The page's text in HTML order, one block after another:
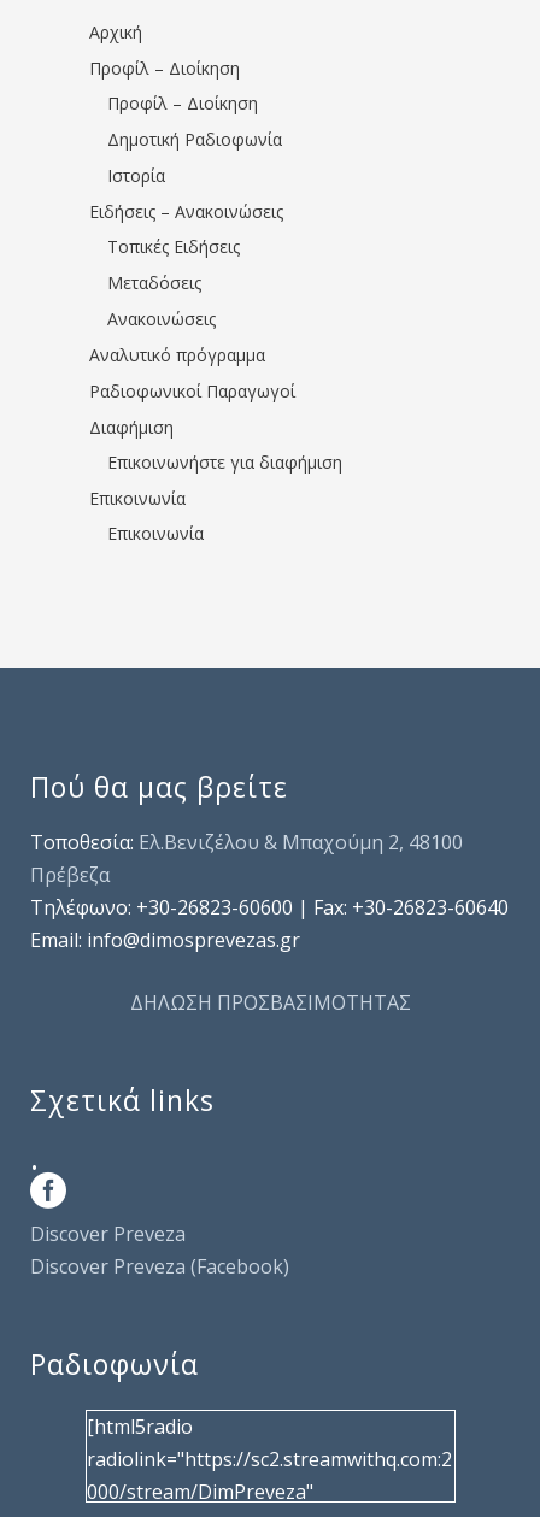
Αρχική
Προφίλ – Διοίκηση
Προφίλ – Διοίκηση
Δημοτική Ραδιοφωνία
Ιστορία
Ειδήσεις – Ανακοινώσεις
Τοπικές Ειδήσεις
Μεταδόσεις
Ανακοινώσεις
Αναλυτικό πρόγραμμα
Ραδιοφωνικοί Παραγωγοί
Διαφήμιση
Επικοινωνήστε για διαφήμιση
Επικοινωνία
Επικοινωνία
Πού θα μας βρείτε
Τοποθεσία: Ελ.Βενιζέλου & Μπαχούμη 2, 48100
Πρέβεζα
Τηλέφωνo: +30-26823-60600 | Fax: +30-26823-60640
Email: info@dimosprevezas.gr
ΔΗΛΩΣΗ ΠΡΟΣΒΑΣΙΜΟΤΗΤΑΣ
Σχετικά links
.
Discover Preveza
Discover Preveza (Facebook)
Ραδιοφωνία
[html5radio
radiolink="https://sc2.streamwithq.com:2
000/stream/DimPreveza"